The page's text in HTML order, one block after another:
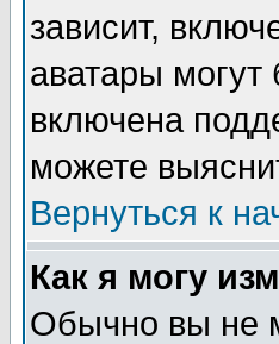
зависит,
аватары
включена
можете
Вернуться к
Как я могу
Обычно вы не